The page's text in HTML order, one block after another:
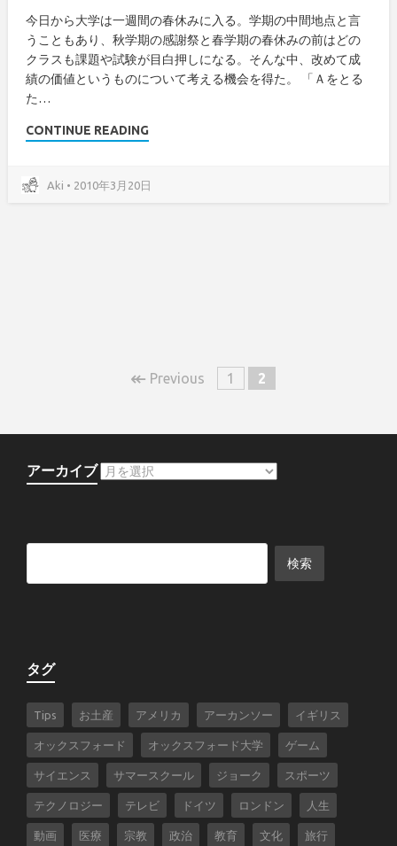
今日から大学は一週間の春休みに入る。学期の中間地点と言
うこともあり、秋学期の感謝祭と春学期の春休みの前はどの
クラスも課題や試験が目白押しになる。そんな中、改めて成
績の価値というものについて考える機会を得た。 「Ａをとる
た…
CONTINUE READING
Aki • 2010年3月20日
↞ Previous 1 2
アーカイブ
タグ
Tips お土産 アメリカ アーカンソー イギリス
オックスフォード オックスフォード大学 ゲーム
サイエンス サマースクール ジョーク スポーツ
テクノロジー テレビ ドイツ ロンドン 人生
動画 医療 宗教 政治 教育 文化 旅行